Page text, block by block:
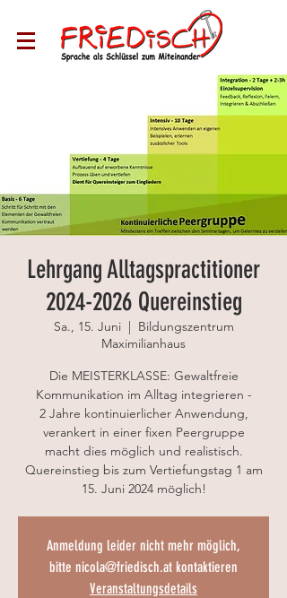
Lehrgang Alltagspractitioner
2024-2026 Quereinstieg
Sa., 15. Juni
  |
Bildungszentrum
Maximilianhaus
Die MEISTERKLASSE: Gewaltfreie
Kommunikation im Alltag integrieren -
2 Jahre kontinuierlicher Anwendung,
verankert in einer fixen Peergruppe
macht dies möglich und realistisch.
Quereinstieg bis zum Vertiefungstag 1 am
15. Juni 2024 möglich!
Anmeldung leider nicht mehr möglich,
bitte nicola@friedisch.at kontaktieren
Veranstaltungsdetails